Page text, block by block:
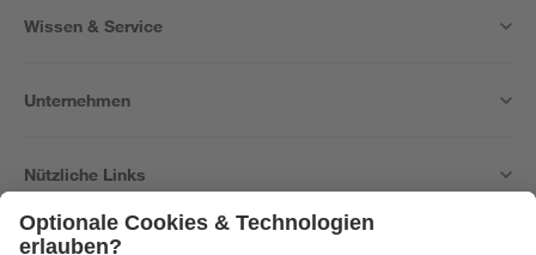
Wissen & Service
Unternehmen
Nützliche Links